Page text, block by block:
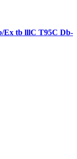
Ex tb lllC T95C Db-